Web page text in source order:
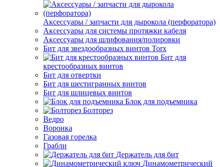
Аксессуары / запчасти для дырокола (перфоратора)
Аксессуары для системы протяжки кабеля
Аксессуары для шлифования/полировки
Бит для звездообразных винтов Torx
Бит для
крестообразных винтов
Бит для отвертки
Бит для шестигранных винтов
Бит для шлицевых винтов
Блок для подъемника
Болторез
Ведро
Воронка
Газовая горелка
Грабли
Держатель для бит
Динамометрический